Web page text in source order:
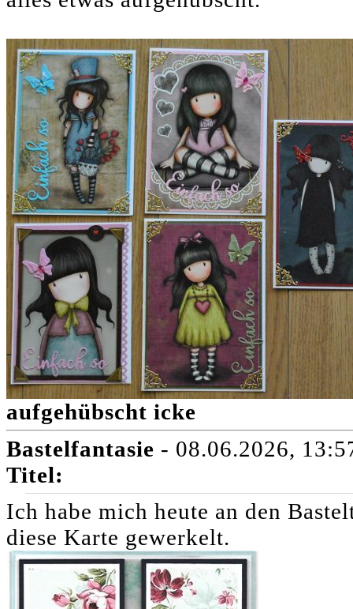
aufgehübscht icke
Bastelfantasie - 08.06.2026,
Titel:
Ich habe mich heute an den
diese Karte gewerkelt.